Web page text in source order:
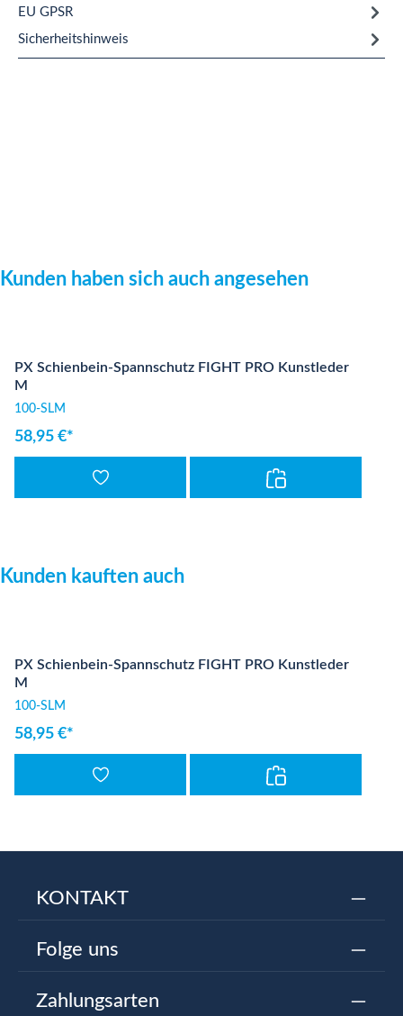
EU GPSR
Sicherheitshinweis
Produktgalerie überspringen
Kunden haben sich auch angesehen
PX Schienbein-Spannschutz FIGHT PRO Kunstleder
M
100-SLM
58,95 €*
Produktgalerie überspringen
Kunden kauften auch
PX Schienbein-Spannschutz FIGHT PRO Kunstleder
M
100-SLM
58,95 €*
KONTAKT
Folge uns
Zahlungsarten